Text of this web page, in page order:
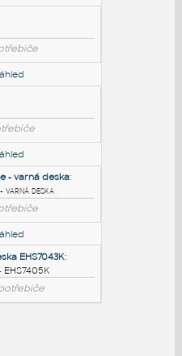
BLOKY
spotřebiče
:
spotřebiče